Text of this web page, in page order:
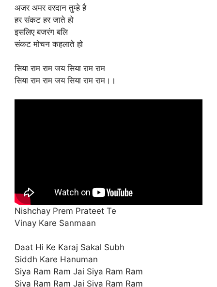
अजर अमर वरदान तुम्हे है
हर संकट हर जाते हो
इसलिए बजरंग बलि
संकट मोचन कहलाते हो
सिया राम राम जय सिया राम राम
सिया राम राम जय सिया राम राम।।
Nishchay Prem Prateet Te
Vinay Kare Sanmaan
Daat Hi Ke Karaj Sakal Subh
Siddh Kare Hanuman
Siya Ram Ram Jai Siya Ram Ram
Siya Ram Ram Jai Siya Ram Ram